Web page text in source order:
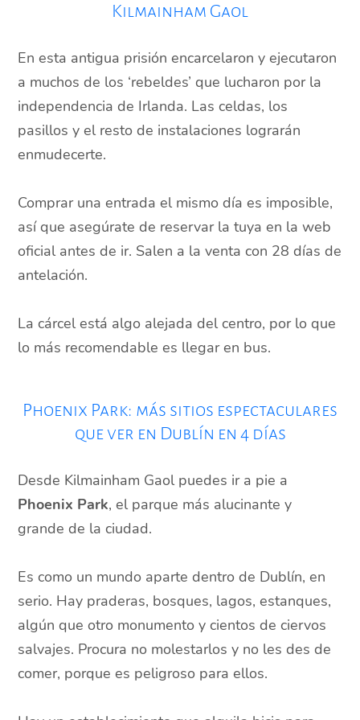
Kilmainham Gaol
En esta antigua prisión encarcelaron y ejecutaron
a muchos de los ‘rebeldes’ que lucharon por la
independencia de Irlanda. Las celdas, los
pasillos y el resto de instalaciones lograrán
enmudecerte.
Comprar una entrada el mismo día es imposible,
así que asegúrate de reservar la tuya en la web
oficial antes de ir. Salen a la venta con 28 días de
antelación.
La cárcel está algo alejada del centro, por lo que
lo más recomendable es llegar en bus.
Phoenix Park: más sitios espectaculares
que ver en Dublín en 4 días
Desde Kilmainham Gaol puedes ir a pie a
Phoenix Park, el parque más alucinante y
grande de la ciudad.
Es como un mundo aparte dentro de Dublín, en
serio. Hay praderas, bosques, lagos, estanques,
algún que otro monumento y cientos de ciervos
salvajes. Procura no molestarlos y no les des de
comer, porque es peligroso para ellos.